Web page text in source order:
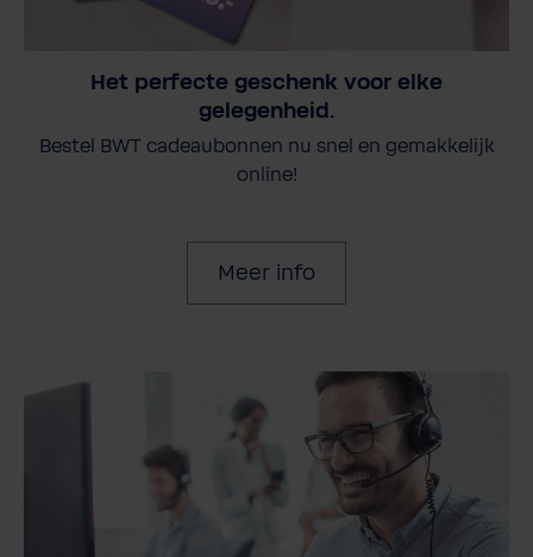
Het perfecte geschenk voor elke
gelegenheid.
Bestel BWT cadeaubonnen nu snel en gemakkelijk
online!
Meer info